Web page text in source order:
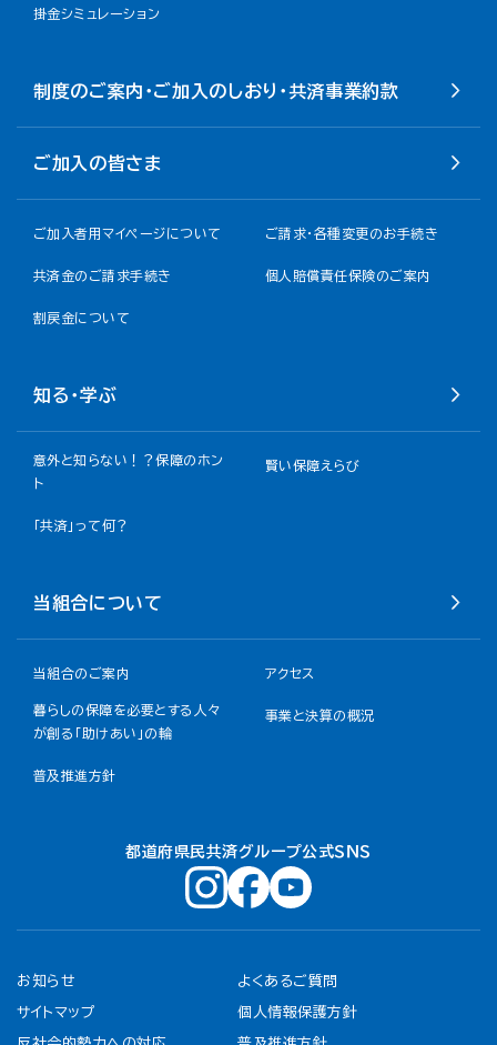
掛金シミュレーション
制度のご案内・ご加入のしおり・共済事業約款
ご加入の皆さま
ご加入者用マイページについて ご請求・各種変更のお手続き
共済金のご請求手続き 個人賠償責任保険のご案内
割戻金について​
知る・学ぶ
意外と知らない！？保障のホン
ト
賢い保障えらび
「共済」って何？
当組合について
当組合のご案内 アクセス
暮らしの保障を必要とする人々
が創る「助けあい」の輪
事業と決算の概況
普及推進方針
都道府県民共済グループ公式ＳＮＳ
お知らせ よくあるご質問
サイトマップ 個人情報保護方針